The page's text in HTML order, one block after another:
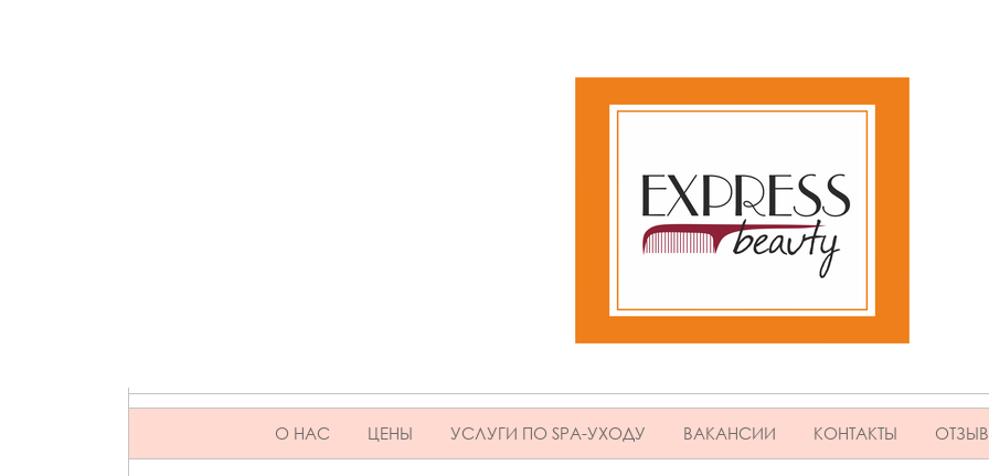
SKIP TO CONTENT
О НАС ЦЕНЫ УСЛУГИ ПО SPA-УХОДУ ВАКАНСИИ КОНТАКТЫ